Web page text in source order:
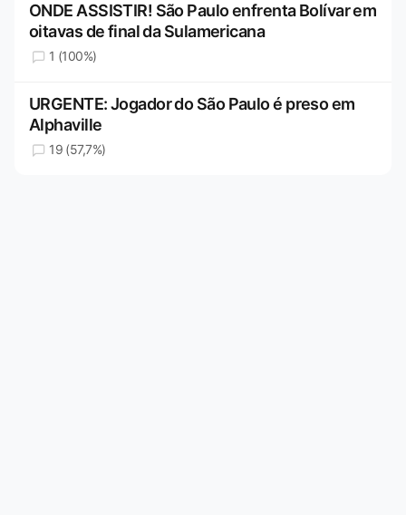
ONDE ASSISTIR! São Paulo enfrenta Bolívar em
oitavas de final da Sulamericana
1 (100%)
URGENTE: Jogador do São Paulo é preso em
Alphaville
19 (57,7%)